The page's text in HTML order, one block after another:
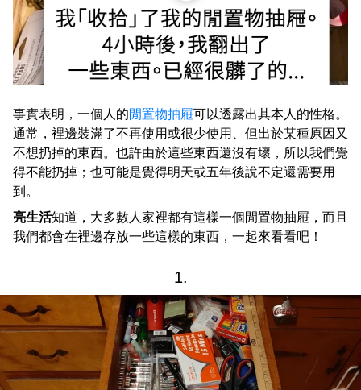
事實表明，一個人的閒置物抽屜可以透露出其本人的性格。
通常，裡邊裝滿了不再使用或很少使用、但出於某種原因又
不想扔掉的東西。也許由於這些東西還沒有壞，所以我們覺
得不能扔掉；也可能是覺得明天或五年後說不定還需要用
到。
亮生活知道，大多數人家裡都有這樣一個閒置物抽屜，而且
我們都會在裡邊存放一些這樣的東西，一起來看看吧！
1.